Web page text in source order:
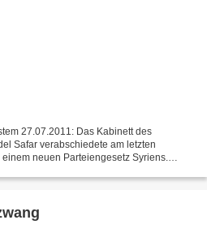
27.07.2011: Das Kabinett des
Safar verabschiedete am letzten
neuen Parteiengesetz Syriens.